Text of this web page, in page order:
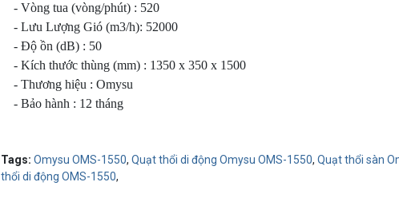
- Vòng tua (vòng/phút) : 520
- Lưu Lượng Gió (m3/h): 52000
- Độ ồn (dB) : 50
- Kích thước thùng (mm) : 1350 x 350 x 1500
- Thương hiệu : Omysu
- Bảo hành : 12 tháng
Tags: Omysu OMS-1550, Quạt thổi di động Omysu OMS-1550, Quạt thổi sàn
thổi di động OMS-1550,